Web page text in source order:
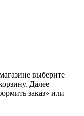
выберите
Далее
заказ» или